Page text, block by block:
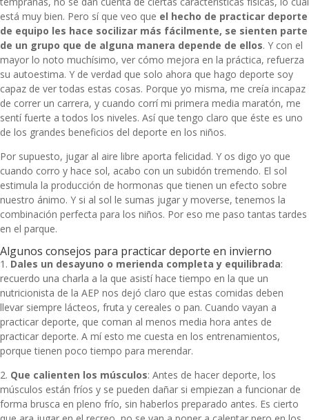
está muy bien. Pero sí que veo que el hecho de practicar deporte
de equipo les hace socilizar más fácilmente, se sienten parte
de un grupo que de alguna manera depende de ellos. Y con el
mayor lo noto muchísimo, ver cómo mejora en la práctica, refuerza
su autoestima. Y de verdad que solo ahora que hago deporte soy
capaz de ver todas estas cosas. Porque yo misma, me creía incapaz
de correr un carrera, y cuando corrí mi primera media maratón, me
sentí fuerte a todos los niveles. Así que tengo claro que éste es uno
de los grandes beneficios del deporte en los niños.
Por supuesto, jugar al aire libre aporta felicidad. Y os digo yo que
cuando corro y hace sol, acabo con un subidón tremendo. El sol
estimula la producción de hormonas que tienen un efecto sobre
nuestro ánimo. Y si al sol le sumas jugar y moverse, tenemos la
combinación perfecta para los niños. Por eso me paso tantas tardes
en el parque.
Algunos consejos para practicar deporte en invierno
1. Dales un desayuno o merienda completa y equilibrada:
recuerdo una charla a la que asistí hace tiempo en la que un
nutricionista de la AEP nos dejó claro que estas comidas deben
llevar siempre lácteos, fruta y cereales o pan. Cuando vayan a
practicar deporte, que coman al menos media hora antes de
practicar deporte. A mí esto me cuesta en los entrenamientos,
porque tienen poco tiempo para merendar.
2. Que calienten los músculos: Antes de hacer deporte, los
músculos están fríos y se pueden dañar si empiezan a funcionar de
forma brusca en pleno frío, sin haberlos preparado antes. Es cierto